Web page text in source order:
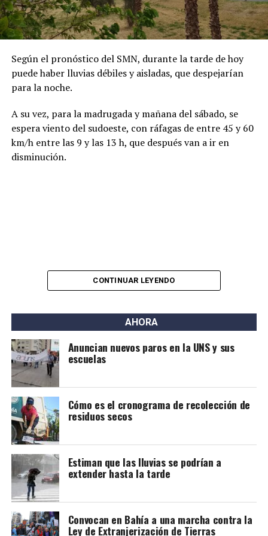
Según el pronóstico del SMN, durante la tarde de hoy
puede haber lluvias débiles y aisladas, que despejarían
para la noche.
​A su vez, para la madrugada y mañana del sábado, se
espera viento del sudoeste, con ráfagas de entre 45 y 60
km/h entre las 9 y las 13 h, que después van a ir en
disminución.
CONTINUAR LEYENDO
AHORA
Anuncian nuevos paros en la UNS y sus
escuelas
Cómo es el cronograma de recolección de
residuos secos
Estiman que las lluvias se podrían a
extender hasta la tarde
Convocan en Bahía a una marcha contra la
Ley de Extranjerización de Tierras